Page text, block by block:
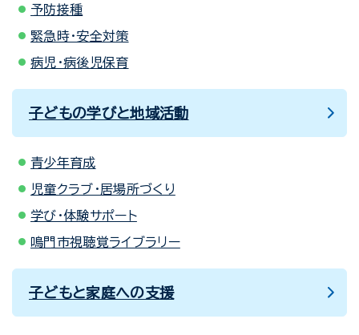
予防接種
緊急時・安全対策
病児・病後児保育
子どもの学びと地域活動
青少年育成
児童クラブ・居場所づくり
学び・体験サポート
鳴門市視聴覚ライブラリー
子どもと家庭への支援